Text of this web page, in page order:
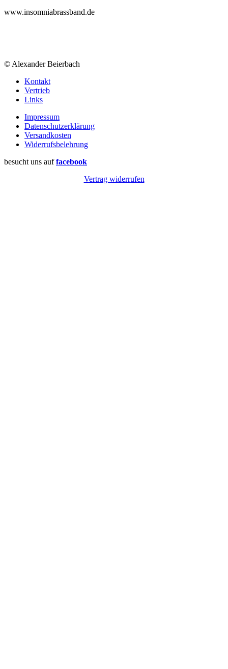
www.insomniabrassband.de
© Alexander Beierbach
Kontakt
Vertrieb
Links
Impressum
Datenschutzerklärung
Versandkosten
Widerrufsbelehrung
besucht uns auffacebook
Vertrag widerrufen